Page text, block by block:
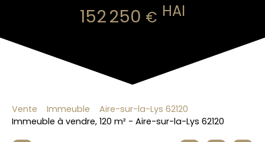
152 250 € HAI
Vente Immeuble
Aire-sur-la-Lys 62120
Immeuble à vendre, 120 m² - Aire-sur-la-Lys 62120